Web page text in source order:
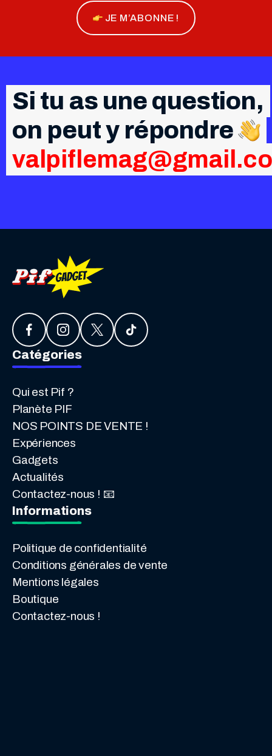
JE M’ABONNE !
Si tu as une question,
on peut y répondre
Catégories
Qui est Pif ?
Planète PIF
NOS POINTS DE VENTE !
Expériences
Gadgets
Actualités
Contactez-nous ! 📧
Informations
Politique de confidentialité
Conditions générales de vente
Mentions légales
Boutique
Contactez-nous !